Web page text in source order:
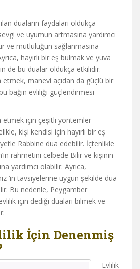
duaların faydaları oldukça
ve uyumun artmasına yardımcı
ve mutluluğun sağlanmasına
hayırlı bir eş bulmak ve yuva
de bu dualar oldukça etkilidir.
etmek, manevi açıdan da güçlü bir
bağın evliliği güçlendirmesi
etmek için çeşitli yöntemler
kişi kendisi için hayırlı bir eş
Rabbine dua edebilir. İçtenlikle
rahmetini celbede Bilir ve kişinin
yardımcı olabilir. Ayrıca,
‘in tavsiyelerine uygun şekilde dua
Bu nedenle, Peygamber
için dediği duaları bilmek ve
İçin Denenmiş
Evlilik